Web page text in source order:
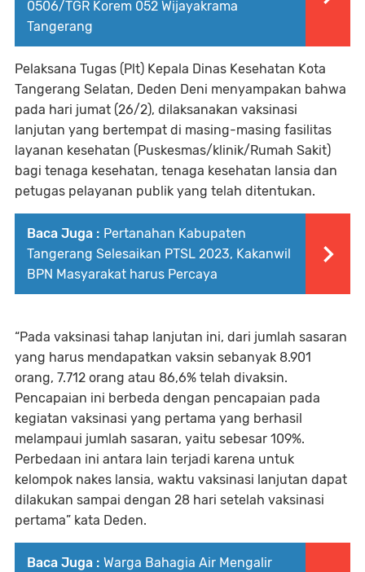
0506/TGR Korem 052 Wijayakrama
Tangerang
Pelaksana Tugas (Plt) Kepala Dinas Kesehatan Kota
Tangerang Selatan, Deden Deni menyampakan bahwa
pada hari jumat (26/2), dilaksanakan vaksinasi
lanjutan yang bertempat di masing-masing fasilitas
layanan kesehatan (Puskesmas/klinik/Rumah Sakit)
bagi tenaga kesehatan, tenaga kesehatan lansia dan
petugas pelayanan publik yang telah ditentukan.
Baca Juga : Pertanahan Kabupaten
Tangerang Selesaikan PTSL 2023, Kakanwil
BPN Masyarakat harus Percaya
“Pada vaksinasi tahap lanjutan ini, dari jumlah sasaran
yang harus mendapatkan vaksin sebanyak 8.901
orang, 7.712 orang atau 86,6% telah divaksin.
Pencapaian ini berbeda dengan pencapaian pada
kegiatan vaksinasi yang pertama yang berhasil
melampaui jumlah sasaran, yaitu sebesar 109%.
Perbedaan ini antara lain terjadi karena untuk
kelompok nakes lansia, waktu vaksinasi lanjutan dapat
dilakukan sampai dengan 28 hari setelah vaksinasi
pertama” kata Deden.
Baca Juga : Warga Bahagia Air Mengalir